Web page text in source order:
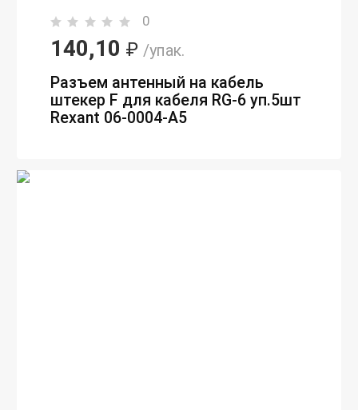
0
140,10 ₽ /упак.
Разъем антенный на кабель
штекер F для кабеля RG-6 уп.5шт
Rexant 06-0004-A5